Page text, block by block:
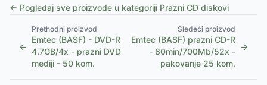
← Pogledaj sve proizvode u kategoriji Prazni CD diskovi
←
Prethodni proizvod
Emtec (BASF) - DVD-R
4.7GB/4x - prazni DVD
mediji - 50 kom.
Sledeći proizvod
Emtec (BASF) prazni CD-R
- 80min/700Mb/52x -
pakovanje 25 kom.
→